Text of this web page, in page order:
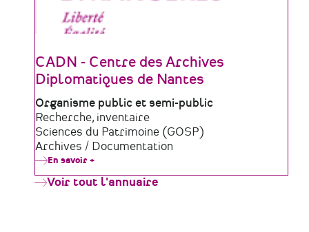
CADN - Centre des Archives
Diplomatiques de Nantes
Type
de
structure
Organisme public et semi-public
Domaine
d'activité
Recherche, inventaire
Sciences du Patrimoine (GOSP)
Archives / Documentation
En savoir +
-
Voir tout l'annuaire